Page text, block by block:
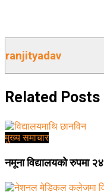
ranjityadav
Related Posts
मुख्य समाचार
नमूना विद्यालयको रुपमा